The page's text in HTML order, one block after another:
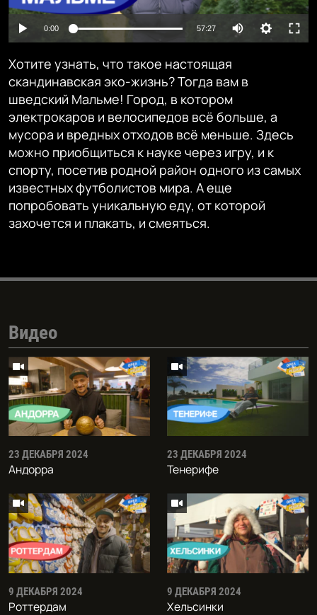
720p 1080p
0:00 57:27
720p
1080p
Хотите узнать, что такое настоящая
скандинавская эко-жизнь? Тогда вам в
шведский Мальме! Город, в котором
электрокаров и велосипедов всё больше, а
мусора и вредных отходов всё меньше. Здесь
можно приобщиться к науке через игру, и к
спорту, посетив родной район одного из самых
известных футболистов мира. А еще
попробовать уникальную еду, от которой
захочется и плакать, и смеяться.
Видео
23 ДЕКАБРЯ 2024
Андорра
23 ДЕКАБРЯ 2024
Тенерифе
9 ДЕКАБРЯ 2024
Роттердам
9 ДЕКАБРЯ 2024
Хельсинки